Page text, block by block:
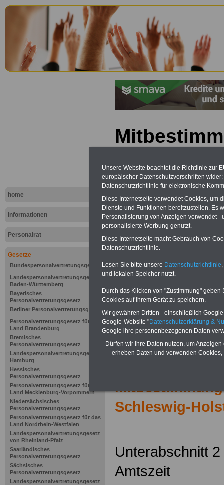
home
Informationen
Personalrat
Gesetze
Bundespersonalvertretungsgesetz
Landespersonalvertretungsgesetz
Baden-Württemberg
Bayerisches
Personalvertretungsgesetz
Berliner Personalvertretungsgesetz
Personalvertretungsgesetz für das
Land Brandenburg
Bremisches
Personalvertretungsgesetz
Landespersonalvertretungsgesetz
Hamburg
Hessisches
Personalvertretungsgesetz
Personalvertretungsgesetz für das
Land Mecklenburg-Vorpommern
Niedersächsisches
Personalvertretungsgesetz
Personalvertretungsgesetz für das
Land Nordrhein-Westfalen
Landespersonalvertretungsgesetz
von Rheinland-Pfalz
Saarländisches
Personalvertretungsgesetz
Sächsisches
Personalvertretungsgesetz
Landespersonalvertretungsgesetz
Schl.-H.): §
Schleswig-
Unterabschnitt 2
Amtszeit
Unsere Website beachtet die Richtlinie zur
europäischer Datenschutzvorschriften
Datenschutzrichtlinie für elektronische
Diese Internetseite verwendet Cookies, um
Dienste und Funktionen bereitzustellen. Es
Personalisierung von Anzeigen verwendet
personalisierte Werbung genutzt.
Diese Internetseite macht Gebrauch von
Datenschutzrichtlinie.
Lesen Sie bitte unsere Datenschutzrichtlinie
und lokalen Speicher nutzt.
Durch das Klicken von "Zustimmung"
Cookies auf Ihrem Gerät zu speichern.
Wir gewähren Dritten - einschließlich
Google-Website "Datenschutzerklärung &
Google ihre personenbezogenen Daten
Dürfen wir Ihre Daten nutzen, um
erheben Daten und verwenden